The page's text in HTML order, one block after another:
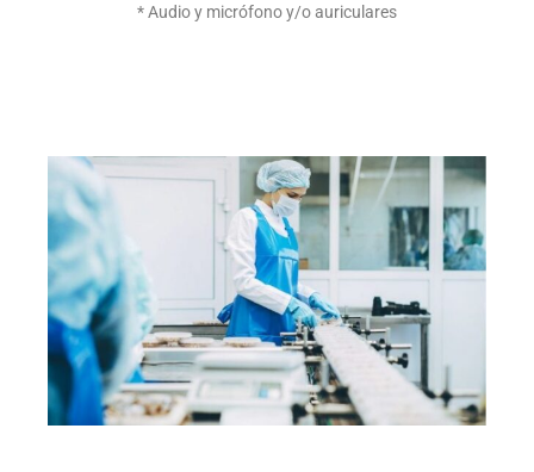
* Audio y micrófono y/o auriculares